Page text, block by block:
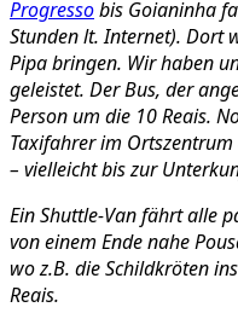
Progressobis Goianinha
Stunden lt. Internet). Dort
Pipa bringen. Wir haben
geleistet. Der Bus, der
Person um die 10 Reais.
Taxifahrer im
– vielleicht bis zur
Ein Shuttle-Van fährt alle
von einem Ende nahe
wo z.B. die Schildkröten
Reais.